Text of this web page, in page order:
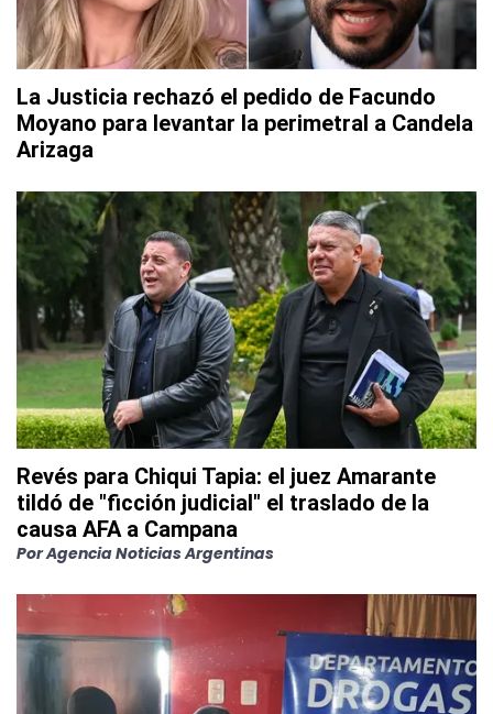
La Justicia rechazó el pedido de Facundo
Moyano para levantar la perimetral a Candela
Arizaga
Revés para Chiqui Tapia: el juez Amarante
tildó de "ficción judicial" el traslado de la
causa AFA a Campana
PorAgencia Noticias Argentinas